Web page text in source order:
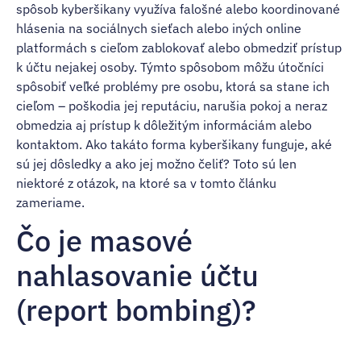
spôsob kyberšikany využíva falošné alebo koordinované
hlásenia na sociálnych sieťach alebo iných online
platformách s cieľom zablokovať alebo obmedziť prístup
k účtu nejakej osoby. Týmto spôsobom môžu útočníci
spôsobiť veľké problémy pre osobu, ktorá sa stane ich
cieľom – poškodia jej reputáciu, narušia pokoj a neraz
obmedzia aj prístup k dôležitým informáciám alebo
kontaktom. Ako takáto forma kyberšikany funguje, aké
sú jej dôsledky a ako jej možno čeliť? Toto sú len
niektoré z otázok, na ktoré sa v tomto článku
zameriame.
Čo je masové
nahlasovanie účtu
(report bombing)?